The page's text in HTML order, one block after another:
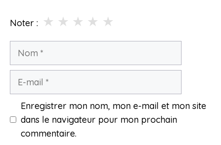
Noter : ★
★
★
★
★
Nom
Enregistrer mon nom, mon e-mail et mon site
dans le navigateur pour mon prochain
commentaire.